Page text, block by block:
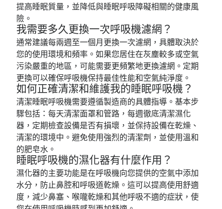
提高睡眠質量，並降低與睡眠呼吸障礙相關的健康風
險。
我需要多久更換一次呼吸機濾網？
通常建議每兩週至一個月更換一次濾網，具體取決於
您的使用環境和頻率。如果您居住在灰塵較多或空氣
污染嚴重的地區，可能需要更頻繁地更換濾網。定期
更換可以確保呼吸機保持最佳性能和空氣純淨度。
如何正確清潔和維護我的睡眠呼吸機？
清潔睡眠呼吸機需要遵循製造商的具體指導。基本步
驟包括：每天清潔面罩和管路，每週徹底清潔濕化
器，定期檢查設備是否有損壞，並保持設備在乾燥、
清潔的環境中。避免使用強烈的清潔劑，並使用溫和
的肥皂水。
睡眠呼吸機的濕化器有什麼作用？
濕化器的主要功能是在呼吸機向您提供的空氣中添加
水分，防止鼻腔和呼吸道乾燥。這可以提高使用舒適
度，減少鼻塞、喉嚨乾燥和其他呼吸不適的症狀，使